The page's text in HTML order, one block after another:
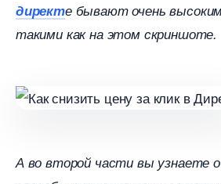
директе бывают очень
такими как на этом скриншоте.
А во второй части вы узнаете